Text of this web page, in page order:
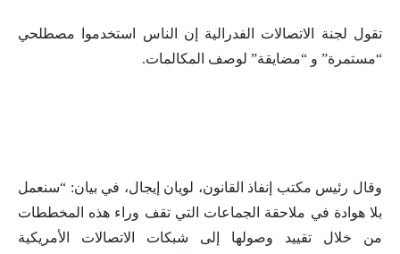
تقول لجنة الاتصالات الفدرالية إن الناس استخدموا مصطلحي
“مستمرة” و “مضايقة” لوصف المكالمات.
وقال رئيس مكتب إنفاذ القانون، لويان إيجال، في بيان: “سنعمل
بلا هوادة في ملاحقة الجماعات التي تقف وراء هذه المخططات
من خلال تقييد وصولها إلى شبكات الاتصالات الأمريكية